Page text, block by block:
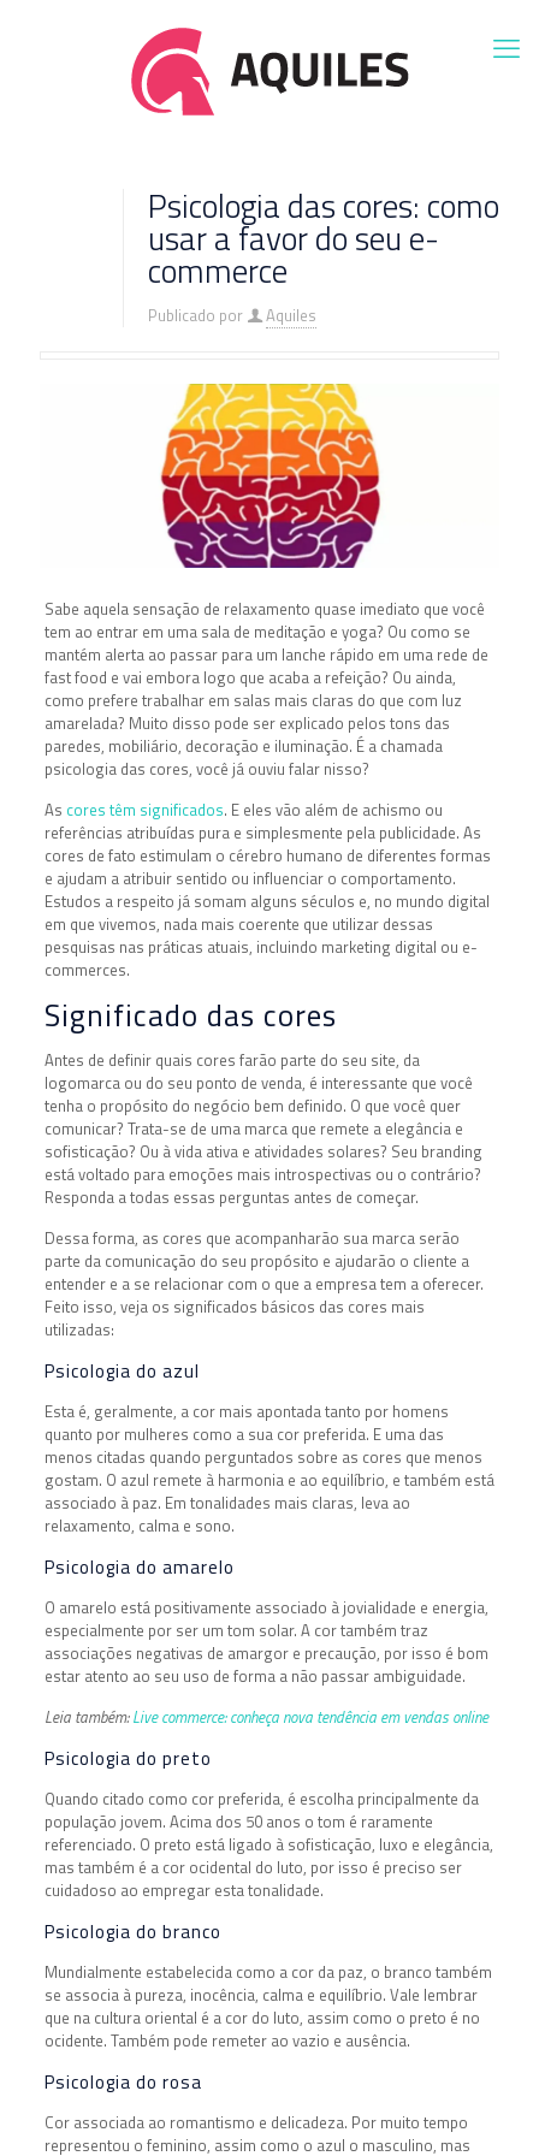
Psicologia das cores: como
usar a favor do seu e-
commerce
Publicado por Aquiles
Sabe aquela sensação de relaxamento quase imediato que você
tem ao entrar em uma sala de meditação e yoga? Ou como se
mantém alerta ao passar para um lanche rápido em uma rede de
fast food e vai embora logo que acaba a refeição? Ou ainda,
como prefere trabalhar em salas mais claras do que com luz
amarelada? Muito disso pode ser explicado pelos tons das
paredes, mobiliário, decoração e iluminação. É a chamada
psicologia das cores, você já ouviu falar nisso?
As cores têm significados. E eles vão além de achismo ou
referências atribuídas pura e simplesmente pela publicidade. As
cores de fato estimulam o cérebro humano de diferentes formas
e ajudam a atribuir sentido ou influenciar o comportamento.
Estudos a respeito já somam alguns séculos e, no mundo digital
em que vivemos, nada mais coerente que utilizar dessas
pesquisas nas práticas atuais, incluindo marketing digital ou e-
commerces.
Significado das cores
Antes de definir quais cores farão parte do seu site, da
logomarca ou do seu ponto de venda, é interessante que você
tenha o propósito do negócio bem definido. O que você quer
comunicar? Trata-se de uma marca que remete a elegância e
sofisticação? Ou à vida ativa e atividades solares? Seu branding
está voltado para emoções mais introspectivas ou o contrário?
Responda a todas essas perguntas antes de começar.
Dessa forma, as cores que acompanharão sua marca serão
parte da comunicação do seu propósito e ajudarão o cliente a
entender e a se relacionar com o que a empresa tem a oferecer.
Feito isso, veja os significados básicos das cores mais
utilizadas:
Psicologia do azul
Esta é, geralmente, a cor mais apontada tanto por homens
quanto por mulheres como a sua cor preferida. E uma das
menos citadas quando perguntados sobre as cores que menos
gostam. O azul remete à harmonia e ao equilíbrio, e também está
associado à paz. Em tonalidades mais claras, leva ao
relaxamento, calma e sono.
Psicologia do amarelo
O amarelo está positivamente associado à jovialidade e energia,
especialmente por ser um tom solar. A cor também traz
associações negativas de amargor e precaução, por isso é bom
estar atento ao seu uso de forma a não passar ambiguidade.
Leia também:Live commerce: conheça nova tendência em vendas online
Psicologia do preto
Quando citado como cor preferida, é escolha principalmente da
população jovem. Acima dos 50 anos o tom é raramente
referenciado. O preto está ligado à sofisticação, luxo e elegância,
mas também é a cor ocidental do luto, por isso é preciso ser
cuidadoso ao empregar esta tonalidade.
Psicologia do branco
Mundialmente estabelecida como a cor da paz, o branco também
se associa à pureza, inocência, calma e equilíbrio. Vale lembrar
que na cultura oriental é a cor do luto, assim como o preto é no
ocidente. Também pode remeter ao vazio e ausência.
Psicologia do rosa
Cor associada ao romantismo e delicadeza. Por muito tempo
representou o feminino, assim como o azul o masculino, mas